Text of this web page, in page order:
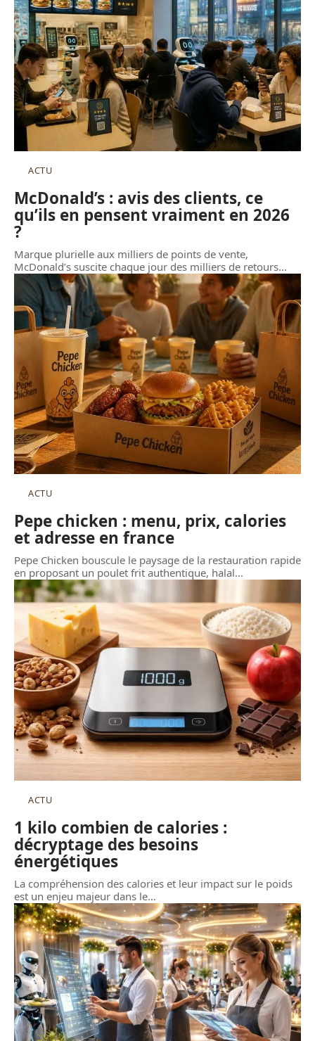
ACTU
McDonald’s : avis des clients, ce
qu’ils en pensent vraiment en 2026
?
Marque plurielle aux milliers de points de vente,
McDonald’s suscite chaque jour des milliers de retours…
ACTU
Pepe chicken : menu, prix, calories
et adresse en france
Pepe Chicken bouscule le paysage de la restauration rapide
en proposant un poulet frit authentique, halal…
ACTU
1 kilo combien de calories :
décryptage des besoins
énergétiques
La compréhension des calories et leur impact sur le poids
est un enjeu majeur dans le…